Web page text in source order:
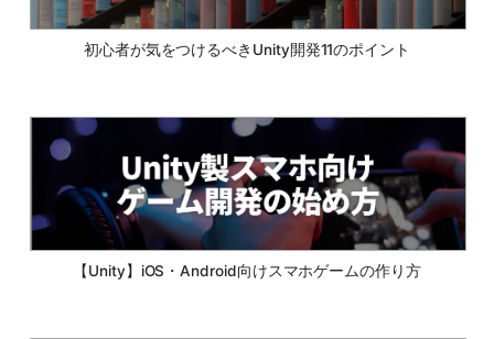
初心者が気をつけるべきUnity開発11のポイント
【Unity】iOS・Android向けスマホゲームの作り方